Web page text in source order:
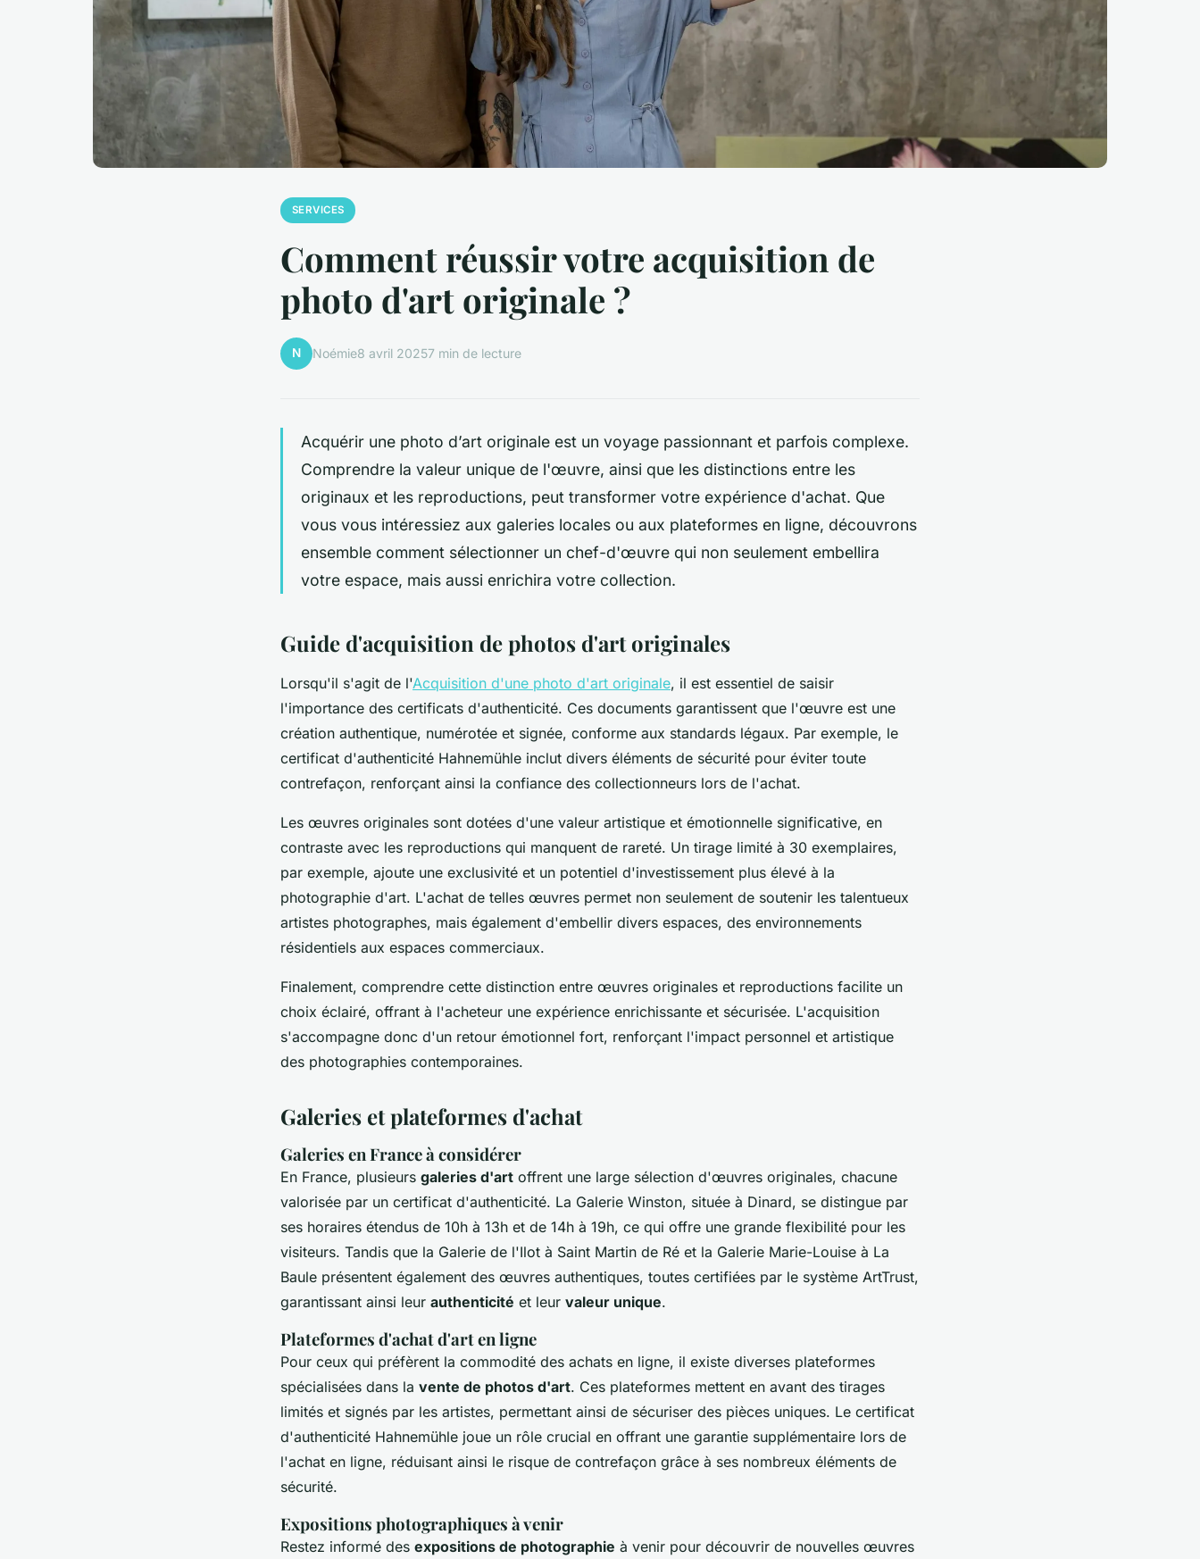
SERVICES
Comment réussir votre acquisition de
photo d'art originale ?
N Noémie8 avril 20257 min de lecture
Acquérir une photo d’art originale est un voyage passionnant et parfois complexe.
Comprendre la valeur unique de l'œuvre, ainsi que les distinctions entre les
originaux et les reproductions, peut transformer votre expérience d'achat. Que
vous vous intéressiez aux galeries locales ou aux plateformes en ligne, découvrons
ensemble comment sélectionner un chef-d'œuvre qui non seulement embellira
votre espace, mais aussi enrichira votre collection.
Guide d'acquisition de photos d'art originales
Lorsqu'il s'agit de l'Acquisition d'une photo d'art originale, il est essentiel de saisir
l'importance des certificats d'authenticité. Ces documents garantissent que l'œuvre est une
création authentique, numérotée et signée, conforme aux standards légaux. Par exemple, le
certificat d'authenticité Hahnemühle inclut divers éléments de sécurité pour éviter toute
contrefaçon, renforçant ainsi la confiance des collectionneurs lors de l'achat.
Les œuvres originales sont dotées d'une valeur artistique et émotionnelle significative, en
contraste avec les reproductions qui manquent de rareté. Un tirage limité à 30 exemplaires,
par exemple, ajoute une exclusivité et un potentiel d'investissement plus élevé à la
photographie d'art. L'achat de telles œuvres permet non seulement de soutenir les talentueux
artistes photographes, mais également d'embellir divers espaces, des environnements
résidentiels aux espaces commerciaux.
Finalement, comprendre cette distinction entre œuvres originales et reproductions facilite un
choix éclairé, offrant à l'acheteur une expérience enrichissante et sécurisée. L'acquisition
s'accompagne donc d'un retour émotionnel fort, renforçant l'impact personnel et artistique
des photographies contemporaines.
Galeries et plateformes d'achat
Galeries en France à considérer
En France, plusieurs galeries d'art offrent une large sélection d'œuvres originales, chacune
valorisée par un certificat d'authenticité. La Galerie Winston, située à Dinard, se distingue par
ses horaires étendus de 10h à 13h et de 14h à 19h, ce qui offre une grande flexibilité pour les
visiteurs. Tandis que la Galerie de l'Ilot à Saint Martin de Ré et la Galerie Marie-Louise à La
Baule présentent également des œuvres authentiques, toutes certifiées par le système ArtTrust,
garantissant ainsi leur authenticité et leur valeur unique.
Plateformes d'achat d'art en ligne
Pour ceux qui préfèrent la commodité des achats en ligne, il existe diverses plateformes
spécialisées dans la vente de photos d'art. Ces plateformes mettent en avant des tirages
limités et signés par les artistes, permettant ainsi de sécuriser des pièces uniques. Le certificat
d'authenticité Hahnemühle joue un rôle crucial en offrant une garantie supplémentaire lors de
l'achat en ligne, réduisant ainsi le risque de contrefaçon grâce à ses nombreux éléments de
sécurité.
Expositions photographiques à venir
Restez informé des expositions de photographie à venir pour découvrir de nouvelles œuvres